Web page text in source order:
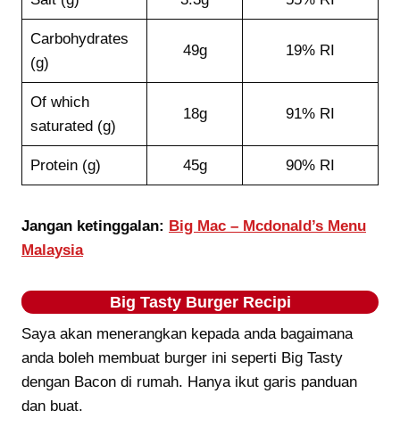
Carbohydrates
(g)
49g 19% RI
Of which
saturated (g)
18g 91% RI
Protein (g) 45g 90% RI
Jangan ketinggalan: Big Mac – Mcdonald’s Menu
Malaysia
Big Tasty BurgerRecipi
Saya akan menerangkan kepada anda bagaimana
anda boleh membuat burger ini seperti Big Tasty
dengan Bacon di rumah. Hanya ikut garis panduan
dan buat.